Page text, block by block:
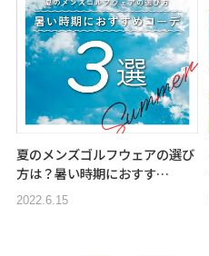
夏のメンズゴルフウェアの選び
方は？暑い時期におすす…
2022.6.15